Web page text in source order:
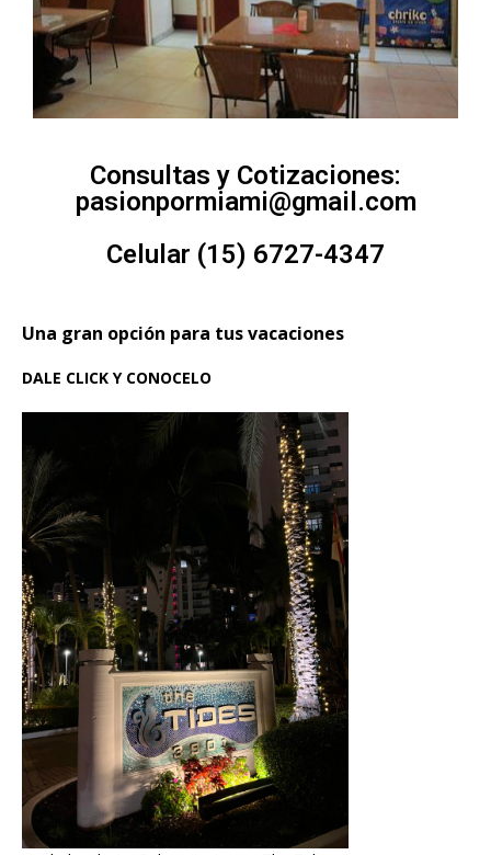
Consultas y Cotizaciones:
pasionpormiami@gmail.com
Celular (15) 6727-4347
Una gran opción para tus vacaciones
DALE CLICK Y CONOCELO